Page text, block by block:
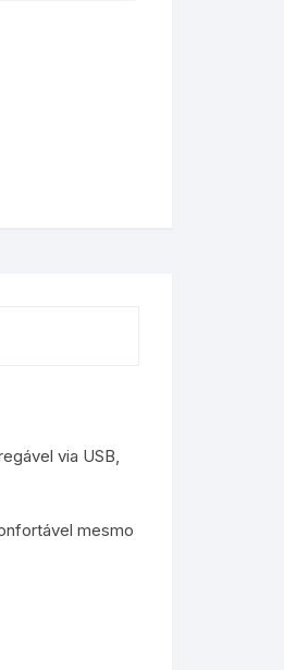
via USB,
mesmo